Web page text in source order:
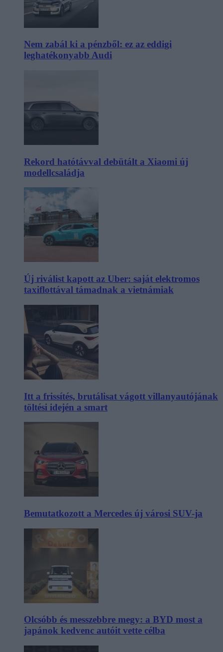
Nem zabál ki a pénzből: ez az eddigi
leghatékonyabb Audi
Rekord hatótávval debütált a Xiaomi új
modellcsaládja
Új riválist kapott az Uber: saját elektromos
taxiflottával támadnak a vietnámiak
Itt a frissítés, brutálisat vágott villanyautójának
töltési idején a smart
Bemutatkozott a Mercedes új városi SUV-ja
Olcsóbb és messzebbre megy: a BYD most a
japánok kedvenc autóit vette célba